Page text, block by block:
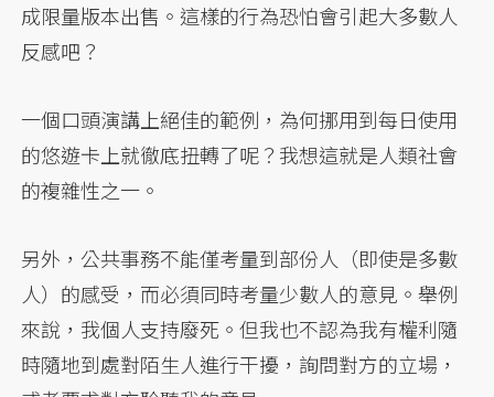
成限量版本出售。這樣的行為恐怕會引起大多數人
反感吧？
一個口頭演講上絕佳的範例，為何挪用到每日使用
的悠遊卡上就徹底扭轉了呢？我想這就是人類社會
的複雜性之一。
另外，公共事務不能僅考量到部份人（即使是多數
人）的感受，而必須同時考量少數人的意見。舉例
來說，我個人支持廢死。但我也不認為我有權利隨
時隨地到處對陌生人進行干擾，詢問對方的立場，